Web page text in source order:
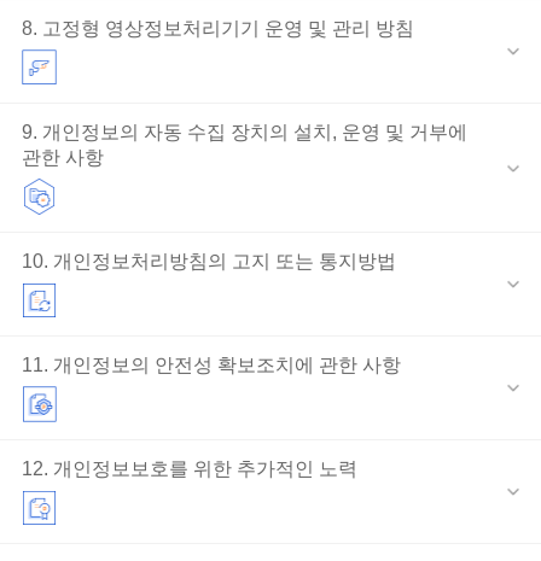
8. 고정형 영상정보처리기기 운영 및 관리 방침
9. 개인정보의 자동 수집 장치의 설치, 운영 및 거부에
관한 사항
10. 개인정보처리방침의 고지 또는 통지방법
11. 개인정보의 안전성 확보조치에 관한 사항
12. 개인정보보호를 위한 추가적인 노력